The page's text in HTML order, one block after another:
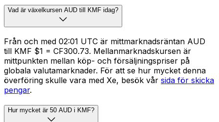
Vad är växelkursen AUD till KMF idag?
Från och med 02:01 UTC är mittmarknadsräntan AUD
till KMF $1 = CF300.73. Mellanmarknadskursen är
mittpunkten mellan köp- och försäljningspriser på
globala valutamarknader. För att se hur mycket denna
överföring skulle vara med Xe, besök vår sida för skicka
pengar.
Hur mycket är 50 AUD i KMF?